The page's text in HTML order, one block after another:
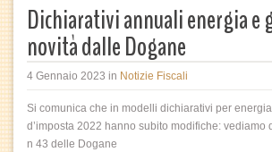
Dichiarativi annuali energia e
novità dalle Dogane
4 Gennaio 2023 in Notizie Fiscali
Si comunica che in modelli dichiarativi per
d’imposta 2022 hanno subito modifiche: vediamo
n 43 delle Dogane